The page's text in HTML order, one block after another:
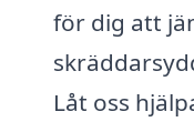
för dig att
Låt oss